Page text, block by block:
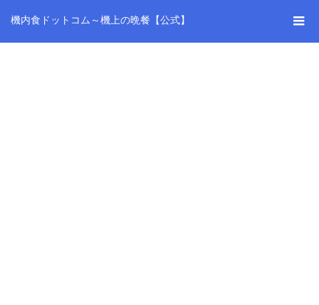
機内食ドットコム～機上の晩餐【公式】